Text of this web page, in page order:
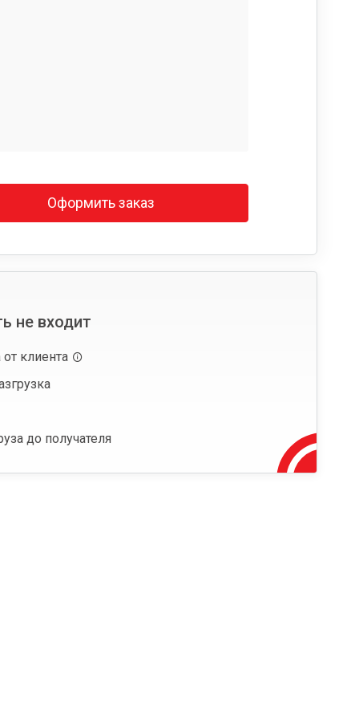
Оформить заказ
не входит
от клиента
до получателя